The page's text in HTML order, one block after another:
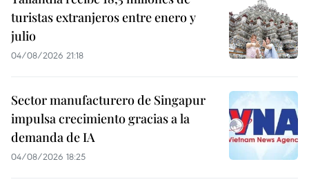
turistas extranjeros entre enero y
julio
04/08/2026 21:18
Sector manufacturero de Singapur
impulsa crecimiento gracias a la
demanda de IA
04/08/2026 18:25